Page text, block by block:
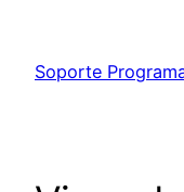
contenido
Soporte